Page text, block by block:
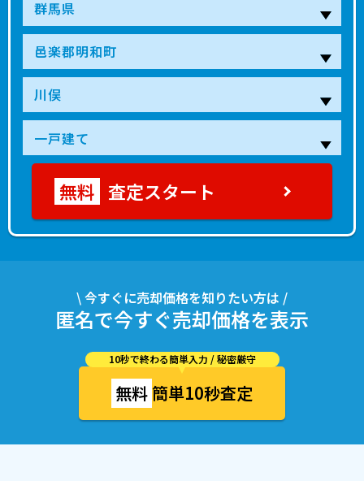
査定スタート
\ 今すぐに売却価格を知りたい方は /
匿名で今すぐ売却価格を表示
10秒で終わる簡単入力 / 秘密厳守
無料簡単10秒査定